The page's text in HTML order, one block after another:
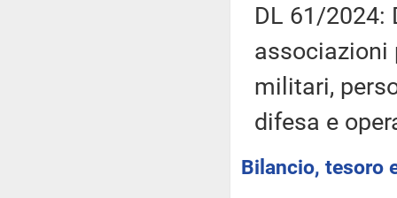
DL 61/2024:
associazioni
militari,
difesa e
Bilancio, tesoro